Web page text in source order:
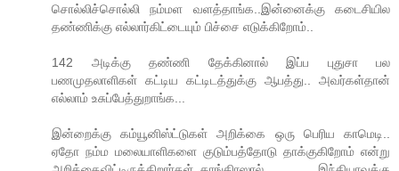
சொல்லிச்சொல்லி நம்மள வளத்தாங்க..இன்னைக்கு கடைசியில
தண்ணிக்கு எல்லார்கிட்டையும் பிச்சை எடுக்கிறோம்..
142 அடிக்கு தண்ணி தேக்கினால் இப்ப புதுசா பல
பணமுதலாளிகள் கட்டிய கட்டிடத்துக்கு ஆபத்து.. அவர்கள்தான்
எல்லாம் உசுப்பேத்துறாங்க...
இன்றைக்கு கம்யூனிஸ்ட்டுகள் அறிக்கை ஒரு பெரிய காமெடி..
ஏதோ நம்ம மலையாளிகளை குடும்பத்தோடு தாக்குகிறோம் என்று